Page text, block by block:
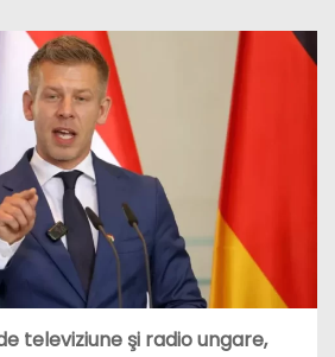
televiziune şi radio ungare,